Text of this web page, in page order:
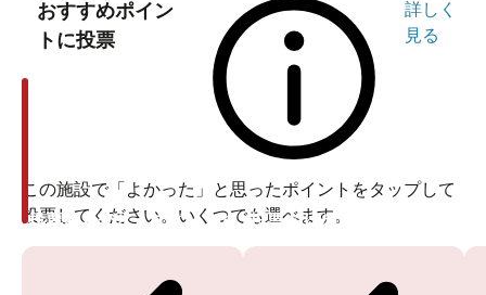
おすすめポイン
トに投票
詳しく
見る
この施設で「よかった」と思ったポイントをタップして
投票してください。いくつでも選べます。
投票ありがとうございます 投票ありがとうございます